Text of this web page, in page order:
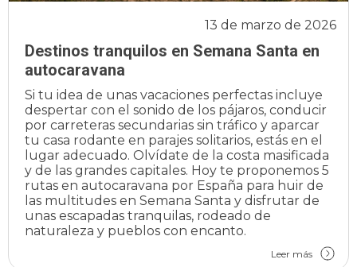
Destinos tranquilos en Semana Santa en
autocaravana
13 de marzo de 2026
Si tu idea de unas vacaciones perfectas incluye
despertar con el sonido de los pájaros, conducir
por carreteras secundarias sin tráfico y aparcar
tu casa rodante en parajes solitarios, estás en el
lugar adecuado. Olvídate de la costa masificada
y de las grandes capitales. Hoy te proponemos 5
rutas en autocaravana por España para huir de
las multitudes en Semana Santa y disfrutar de
unas escapadas tranquilas, rodeado de
naturaleza y pueblos con encanto.
Leer más